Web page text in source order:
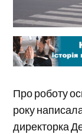
Про роботу
року
директорка